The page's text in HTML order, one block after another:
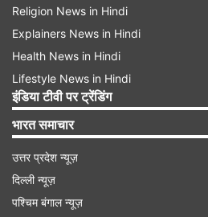
Religion News in Hindi
Explainers News in Hindi
Health News in Hindi
Lifestyle News in Hindi
इंडिया टीवी पर ट्रेंडिंग
भारत समाचार
उत्तर प्रदेश न्यूज़
दिल्ली न्यूज़
पश्चिम बंगाल न्यूज़